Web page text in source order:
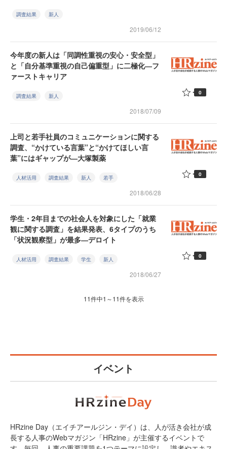
調査結果 新人
2019/06/12
今年度の新人は「同調性重視の安心・安全型」
と「自分基準重視の自己偏重型」に二極化―フ
ァーストキャリア
調査結果 新人
2018/07/09
0
上司と若手社員のコミュニケーションに関する
調査、“かけている言葉”と“かけてほしい言
葉”にはギャップが―大塚製薬
人材活用 調査結果 新人 若手
2018/06/28
0
学生・2年目までの社会人を対象にした「就業
観に関する調査」を結果発表、6タイプのうち
「状況観察型」が最多―デロイト
人材活用 調査結果 学生 新人
2018/06/27
0
11件中1～11件を表示
イベント
HRzine Day（エイチアールジン・デイ）は、人が活き会社が成
長する人事のWebマガジン「HRzine」が主催するイベントで